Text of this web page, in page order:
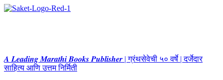
𝑨 𝑳𝒆𝒂𝒅𝒊𝒏𝒈 𝑴𝒂𝒓𝒂𝒕𝒉𝒊 𝑩𝒐𝒐𝒌𝒔 𝑷𝒖𝒃𝒍𝒊𝒔𝒉𝒆𝒓 | ग्रंथसेवेची ५० वर्षे | दर्जेदार
साहित्य आणि उत्तम निर्मिती